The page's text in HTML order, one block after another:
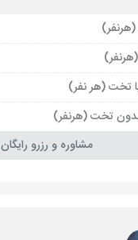
تخت (هر نفر)
تخت (هرنفر)
مشاوره و رزرو رایگان